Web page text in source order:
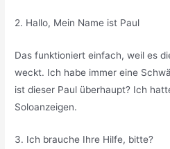
2. Hallo, Mein Name ist Paul
Das funktioniert einfach, weil es
weckt. Ich habe immer eine
ist dieser Paul überhaupt? Ich
Soloanzeigen.
3. Ich brauche Ihre Hilfe, bitte?